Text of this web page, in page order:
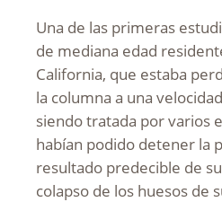
Una de las primeras
de mediana edad
California, que estaba
la columna a una
siendo tratada por varios
habían podido detener la
resultado predecible de
colapso de los huesos de